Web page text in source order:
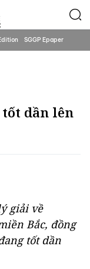
SGGP Epaper
dần lên
giải về
Bắc, đồng
tốt dần